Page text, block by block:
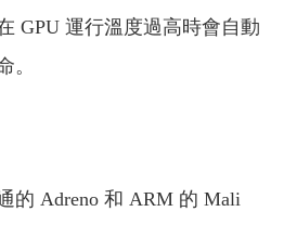
GPU 運行溫度過高時會自動
。
Adreno 和 ARM 的 Mali